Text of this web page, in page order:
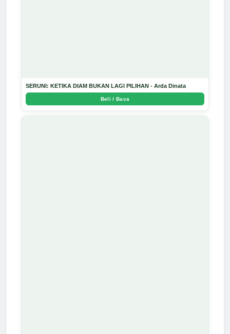
SERUNI: KETIKA DIAM BUKAN LAGI PILIHAN - Arda Dinata
Beli / Baca